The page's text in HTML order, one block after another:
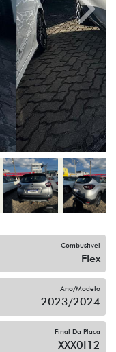
Next
Combustível
Flex
Ano/Modelo
2023/2024
Final Da Placa
XXX0I12